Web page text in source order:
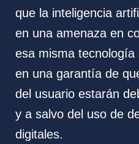
que la inteligencia
en una amenaza en
esa misma
en una garantía de
del usuario estarán
y a salvo del uso de
digitales.